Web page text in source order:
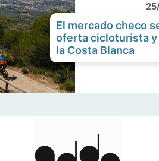
El mercado checo
oferta cicloturista y
la Costa Blanca